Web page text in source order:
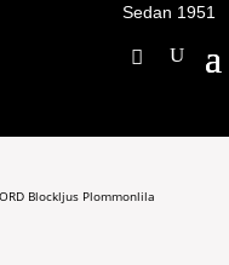
Sedan 1951
Blockljus Plommonlila